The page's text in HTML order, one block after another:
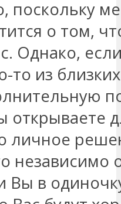
поскольку
о том,
Однако,
то из
открываете
личное
независимо
Вы в